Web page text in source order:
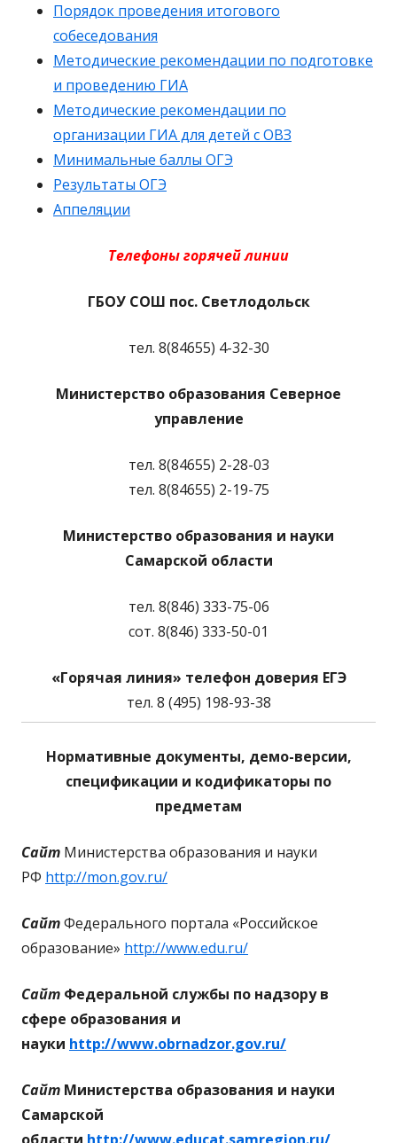
Порядок проведения итогового
собеседования
Методические рекомендации по подготовке
и проведению ГИА
Методические рекомендации по
организации ГИА для детей с ОВЗ
Минимальные баллы ОГЭ
Результаты ОГЭ
Аппеляции
Телефоны горячей линии
ГБОУ СОШ пос. Светлодольск
тел. 8(84655) 4-32-30
Министерство образования Северное
управление
тел. 8(84655) 2-28-03
тел. 8(84655) 2-19-75
Министерство образования и науки
Самарской области
тел. 8(846) 333-75-06
сот. 8(846) 333-50-01
«Горячая линия» телефон доверия ЕГЭ
тел. 8 (495) 198-93-38
Нормативные документы, демо-версии,
спецификации и кодификаторы по
предметам
Сайт Министерства образования и науки
РФ http://mon.gov.ru/
СайтФедерального портала «Российское
образование» http://www.edu.ru/
Сайт Федеральной службы по надзору в
сфере образования и
науки http://www.obrnadzor.gov.ru/
Сайт Министерства образования и науки
Самарской